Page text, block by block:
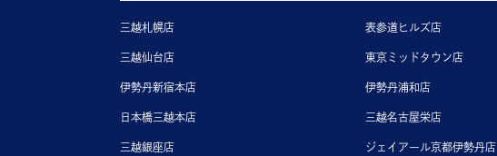
三越札幌店
三越仙台店
伊勢丹新宿本店
日本橋三越本店
三越銀座店
表参道ヒルズ店
東京ミッドタウン店
伊勢丹浦和店
三越名古屋栄店
ジェイアール京都伊勢丹店